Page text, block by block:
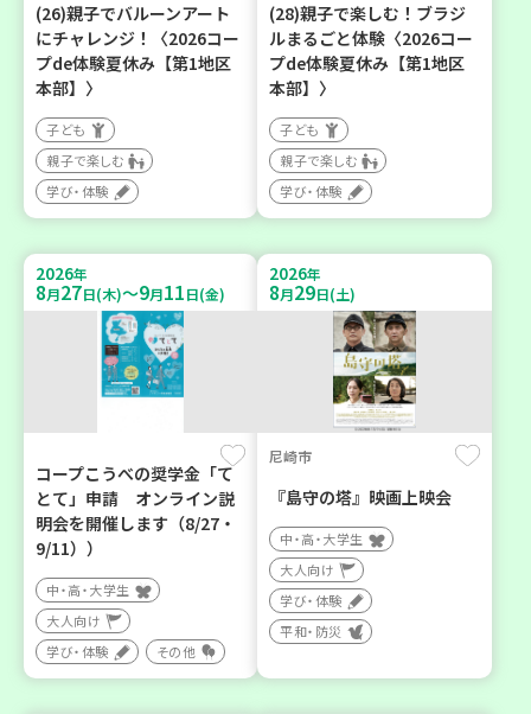
(26)親子でバルーンアート
にチャレンジ！〈2026コー
プde体験夏休み【第1地区
本部】〉
子ども
親子で楽しむ
学び・体験
(28)親子で楽しむ！ブラジ
ルまるごと体験〈2026コー
プde体験夏休み【第1地区
本部】〉
子ども
親子で楽しむ
学び・体験
2026年
8月27日(木)～9月11日(金)
コープこうべの奨学金「て
とて」申請 オンライン説
明会を開催します（8/27・
9/11））
中・高・大学生
大人向け
学び・体験
その他
2026年
8月29日(土)
尼崎市
『島守の塔』映画上映会
中・高・大学生
大人向け
学び・体験
平和・防災